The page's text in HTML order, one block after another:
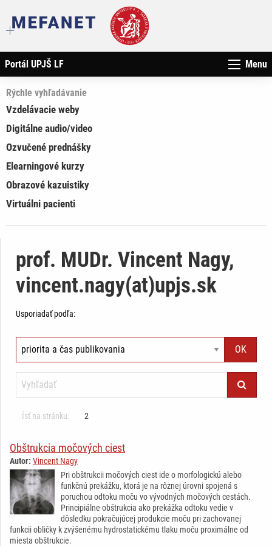
Portál UPJŠ LF Menu
Rýchle vyhľadávanie
Vzdelávacie weby
Digitálne audio/video
Ozvučené prednášky
Elearningové kurzy
Obrazové kazuistiky
Virtuálni pacienti
prof. MUDr. Vincent Nagy,
vincent.nagy(at)upjs.sk
Usporiadať podľa:
Ísť na stránku: 2
Obštrukcia močových ciest
Autor: Vincent Nagy
Pri obštrukcii močových ciest ide o morfologickú alebo
funkčnú prekážku, ktorá je na rôznej úrovni spojená s
poruchou odtoku moču vo vývodných močových cestách.
Principiálne obštrukcia ako prekážka odtoku vedie v
dôsledku pokračujúcej produkcie moču pri zachovanej
funkcii obličky k zvýšenému hydrostatickému tlaku moču proximálne od
miesta obštrukcie.